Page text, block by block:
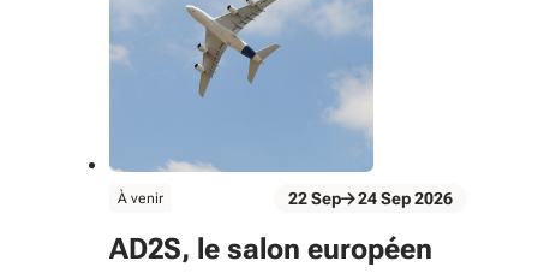
évènement
À venir
Du 22 Sep au 24 Sep 2026
22Sep 24Sep2026
AD2S, le salon européen